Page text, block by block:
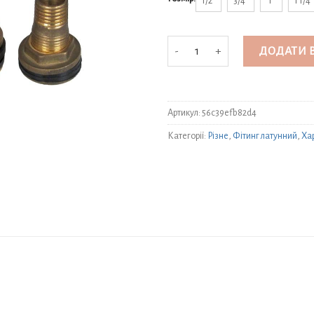
ДОДАТИ
Артикул: 56c39efb82d4
Категорії: Різне, Фітинг латунний,